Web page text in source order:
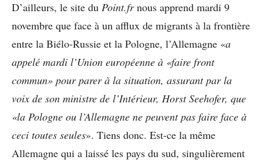
D’ailleurs, le site du Point.frnous apprend mardi 9
novembre que face à un afflux de migrants à la frontière
entre la Biélo-Russie et la Pologne, l’Allemagne «a
appelé mardi l’Union européenne à «faire front
commun» pour parer à la situation, assurant par la
voix de son ministre de l’Intérieur, Horst Seehofer, que
«la Pologne ou l’Allemagne ne peuvent pas faire face à
ceci toutes seules». Tiens donc. Est-ce la même
Allemagne qui a laissé les pays du sud, singulièrement